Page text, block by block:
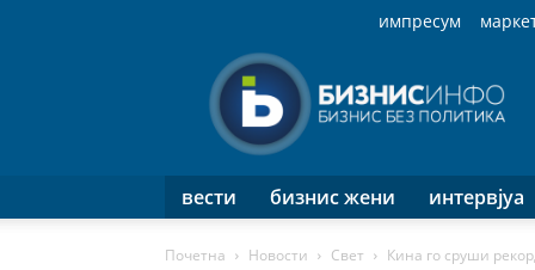
импресум
Инфо
вести бизнис жени интервјуа
Почетна Новости Свет Кина го сруши